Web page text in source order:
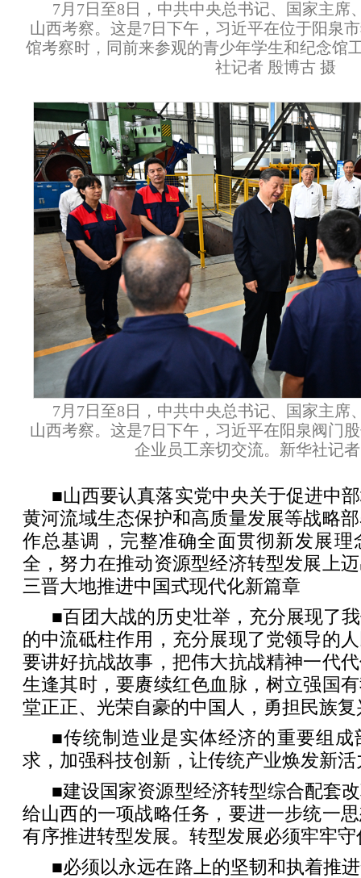
7月7日至8日，中共中央总书记、国家主席
山西考察。这是7日下午，习近平在位于阳泉
馆考察时，同前来参观的青少年学生和纪念馆
社记者 殷博古 摄
7月7日至8日，中共中央总书记、国家主席
山西考察。这是7日下午，习近平在阳泉阀门
企业员工亲切交流。新华社记
■山西要认真落实党中央关于促进中
黄河流域生态保护和高质量发展等战略
作总基调，完整准确全面贯彻新发展理
全，努力在推动资源型经济转型发展上
三晋大地推进中国式现代化新篇章
■百团大战的历史壮举，充分展现了
的中流砥柱作用，充分展现了党领导的
要讲好抗战故事，把伟大抗战精神一代
生逢其时，要赓续红色血脉，树立强国
堂正正、光荣自豪的中国人，勇担民族
■传统制造业是实体经济的重要组
求，加强科技创新，让传统产业焕发新活
■建设国家资源型经济转型综合配套
给山西的一项战略任务，要进一步统一
有序推进转型发展。转型发展必须牢牢
■必须以永远在路上的坚韧和执着推